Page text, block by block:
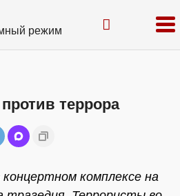
режим
террора
комплексе на